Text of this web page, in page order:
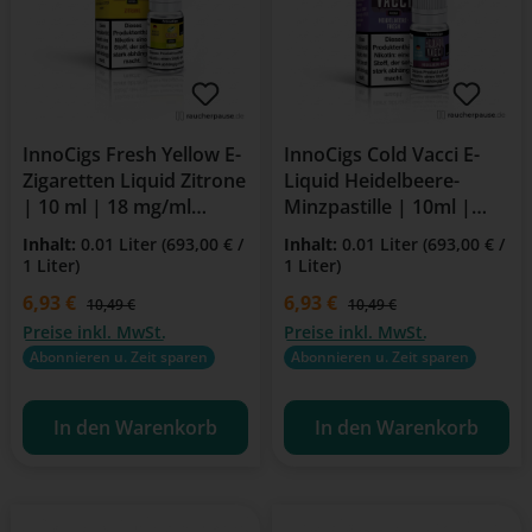
InnoCigs Fresh Yellow E-
Zigaretten Liquid Zitrone
| 10 ml | 18 mg/ml
Nikotin
Inhalt: 0.01 Liter (693,00 € /
1 Liter)
Verkaufspreis:
6,93 € Regulärer Preis:
10,49 €
Preise inkl. MwSt.
Abonnieren u. Zeit sparen
In den Warenkorb
InnoCigs Cold Vacci E-
Liquid Heidelbeere-
Minzpastille | 10ml |
18mg Nikotin | Für E-
Zigarette & Clearomizer
Inhalt: 0.01 Liter (693,00 € /
1 Liter)
Verkaufspreis:
6,93 € Regulärer Preis:
10,49 €
Preise inkl. MwSt.
Abonnieren u. Zeit sparen
In den Warenkorb